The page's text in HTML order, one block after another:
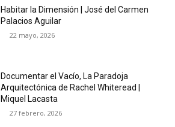
Habitar la Dimensión | José del Carmen
Palacios Aguilar
22 mayo, 2026
Documentar el Vacío, La Paradoja
Arquitectónica de Rachel Whiteread |
Miquel Lacasta
27 febrero, 2026